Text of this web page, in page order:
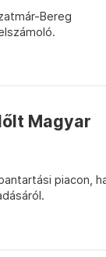
Bereg
Magyar
piacon,